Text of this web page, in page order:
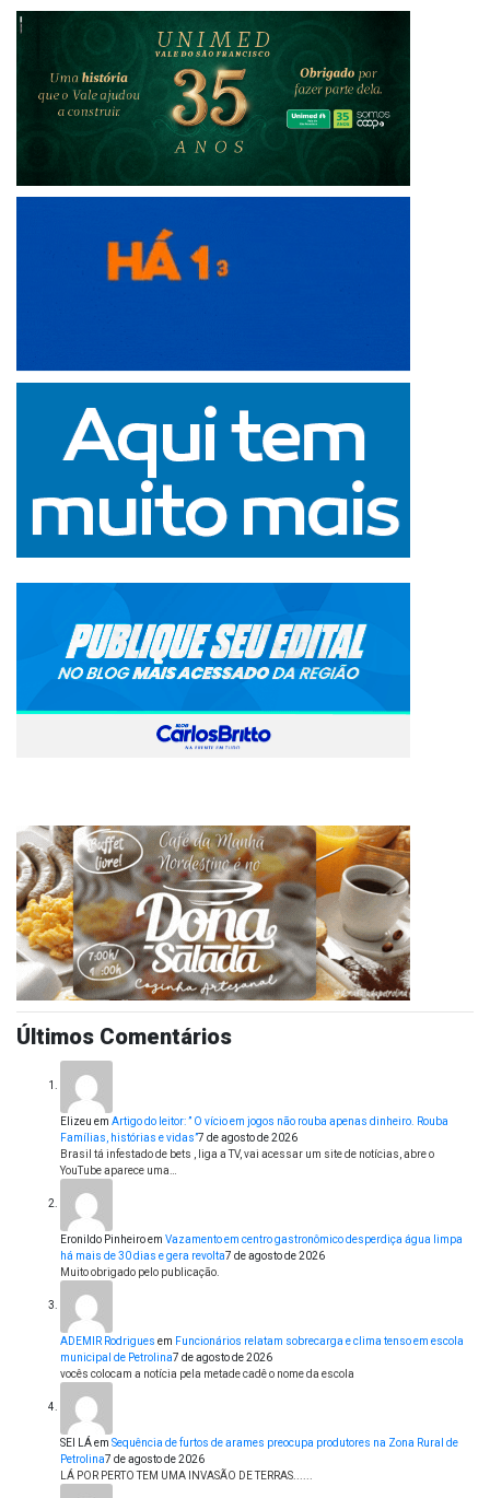
Últimos Comentários
Elizeu em Artigo do leitor: ” O vício em jogos não rouba apenas dinheiro. Rouba
Famílias, histórias e vidas”7 de agosto de 2026
Brasil tá infestado de bets , liga a TV, vai acessar um site de notícias, abre o
YouTube aparece uma…
Eronildo Pinheiroem Vazamento em centro gastronômico desperdiça água limpa
há mais de 30 dias e gera revolta7 de agosto de 2026
Muito obrigado pelo publicação.
ADEMIR Rodrigues em Funcionários relatam sobrecarga e clima tenso em escola
municipal de Petrolina7 de agosto de 2026
vocês colocam a notícia pela metade cadê o nome da escola
SEI LÁem Sequência de furtos de arames preocupa produtores na Zona Rural de
Petrolina7 de agosto de 2026
LÁ POR PERTO TEM UMA INVASÃO DE TERRAS......